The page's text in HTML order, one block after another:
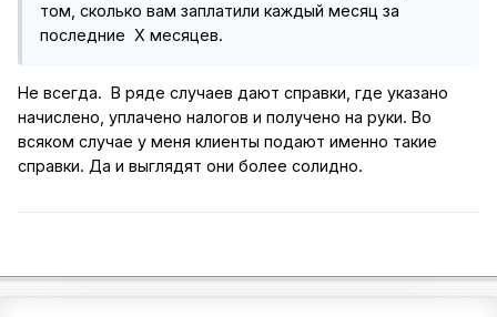
том, сколько вам заплатили каждый месяц за
последние Х месяцев.
Не всегда. В ряде случаев дают справки, где указано
начислено, уплачено налогов и получено на руки. Во
всяком случае у меня клиенты подают именно такие
справки. Да и выглядят они более солидно.